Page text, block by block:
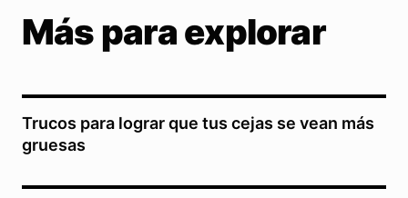
Más para explorar
Trucos para lograr que tus cejas se vean más
gruesas